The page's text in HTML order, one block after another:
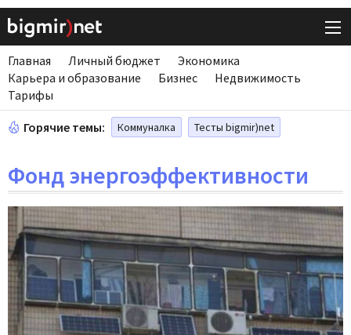
Главная Личный бюджет
Экономика
Карьера и образование
Бизнес
Недвижимость
Тарифы
Горячие темы: Коммуналка Тесты bigmir)net
Фонд энергоэффективности